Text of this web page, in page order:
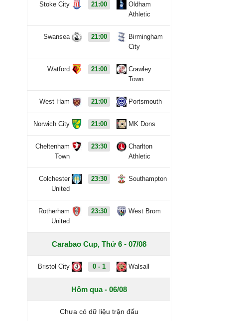
Stoke City 21:00
Oldham
Athletic
Swansea 21:00
Birmingham
City
Watford 21:00
Crawley
Town
West Ham 21:00 Portsmouth
Norwich City 21:00 MK Dons
Cheltenham
Town
23:30
Charlton
Athletic
Colchester
United
23:30 Southampton
Rotherham
United
23:30 West Brom
Carabao Cup, Thứ 6 - 07/08
Bristol City 0 - 1 Walsall
Hôm qua - 06/08
Chưa có dữ liệu trận đấu